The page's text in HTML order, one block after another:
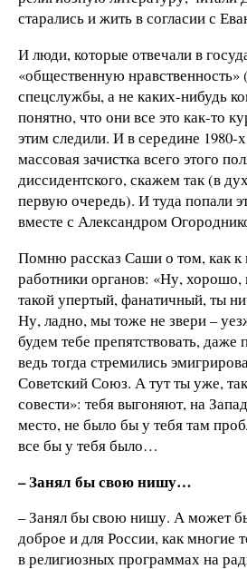
старались и жить в согласии с
И люди, которые отвечали в
«общественную
спецслужбы, а не каких-нибудь
понятно, что они все это как-то
этим следили. И в середине 1980-
массовая зачистка всего этого
диссидентского, скажем так (в
первую очередь). И туда попали
вместе с Александром
Помню рассказ Саши о том, как
работники органов: «Ну,
такой упертый, фанатичный, ты
Ну, ладно, мы тоже не звери –
будем тебе препятствовать,
ведь тогда стремились
Советский Союз. А тут ты уже,
совести»: тебя выгоняют, на
место, не было бы у тебя там
все бы у тебя было…
– Занял бы свою нишу…
– Занял бы свою нишу. А может
доброе и для России, как многие
в религиозных программах на